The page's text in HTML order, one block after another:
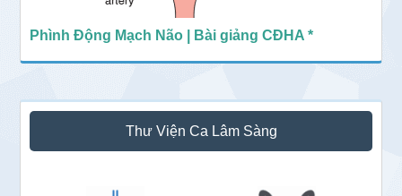
Phình Động Mạch Não | Bài giảng CĐHA *
Thư Viện Ca Lâm Sàng